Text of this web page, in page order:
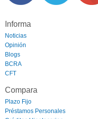
Informa
Noticias
Opinión
Blogs
BCRA
CFT
Compara
Plazo Fijo
Préstamos Personales